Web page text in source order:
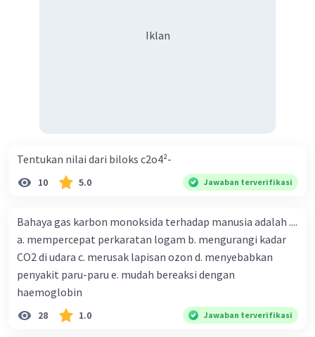
Iklan
Tentukan nilai dari biloks c2o4²-
10 5.0 Jawaban terverifikasi
Bahaya gas karbon monoksida terhadap manusia adalah ....
a. mempercepat perkaratan logam b. mengurangi kadar
CO2 di udara c. merusak lapisan ozon d. menyebabkan
penyakit paru-paru e. mudah bereaksi dengan
haemoglobin
28 1.0 Jawaban terverifikasi